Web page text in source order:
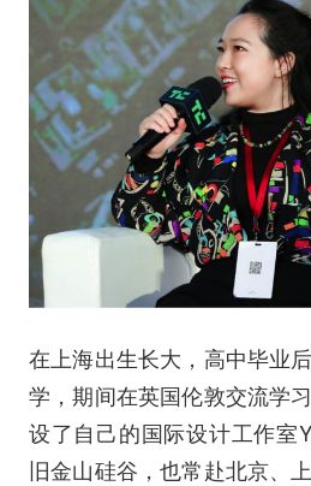
在上海出生长大，高中毕业
学，期间在英国伦敦交流学
设了自己的国际设计工作室
旧金山硅谷，也常赴北京、